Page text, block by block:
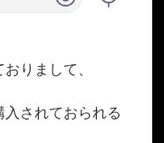
りまして、
入されておられる